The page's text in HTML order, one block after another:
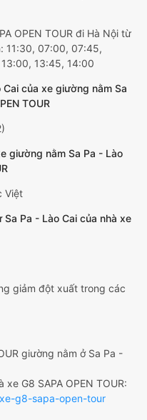
OPEN TOUR đi Hà Nội từ
11:30, 07:00, 07:45,
13:45, 14:00
của xe giường nằm Sa
TOUR
giường nằm Sa Pa - Lào
Việt
Pa - Lào Cai của nhà xe
giảm đột xuất trong các
giường nằm ở Sa Pa -
G8 SAPA OPEN TOUR:
g8-sapa-open-tour